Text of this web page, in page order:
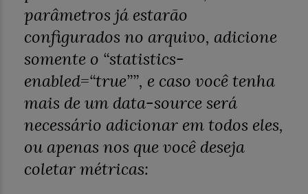
parâmetros já estarão
configurados no arquivo, adicione
somente o “statistics-
enabled=“true””, e caso você tenha
mais de um data-source será
necessário adicionar em todos eles,
ou apenas nos que você deseja
coletar métricas: